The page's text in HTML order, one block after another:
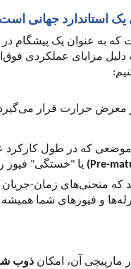
استاندارد جهانی
که به عنوان یک
دلیل مزایای عملکردی
حرارت قرار
موضعی که در طول
(Pre- یا "خستگی" فیوز
که منحنی‌های زمان-جریان
و فیوزهای شما
مارپیچی آن، امکان ذوب